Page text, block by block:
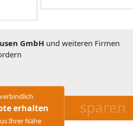
GmbH und weiteren Firmen
erhalten
Ihrer Nähe
sparen